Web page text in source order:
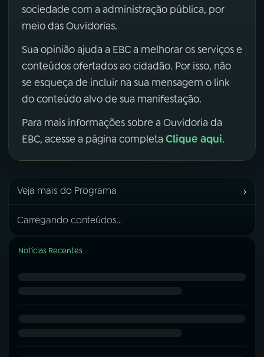
sociedade com a administração pública, por
meio das Ouvidorias.
Sua opinião ajuda a EBC a melhorar os serviços e
conteúdos ofertados ao cidadão. Por isso, não
se esqueça de incluir na sua mensagem o link
do conteúdo alvo de sua manifestação.
Para mais informações sobre a Ouvidoria da
EBC, acesse a página completa Clique aqui.
Veja mais do Programa ›
Carregando conteúdos...
Notícias Recentes